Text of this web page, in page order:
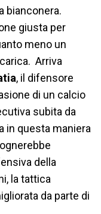
bianconera.
giusta per
meno un
Arriva
, il difensore
di un calcio
subita da
in questa maniera
della
la tattica
da parte di